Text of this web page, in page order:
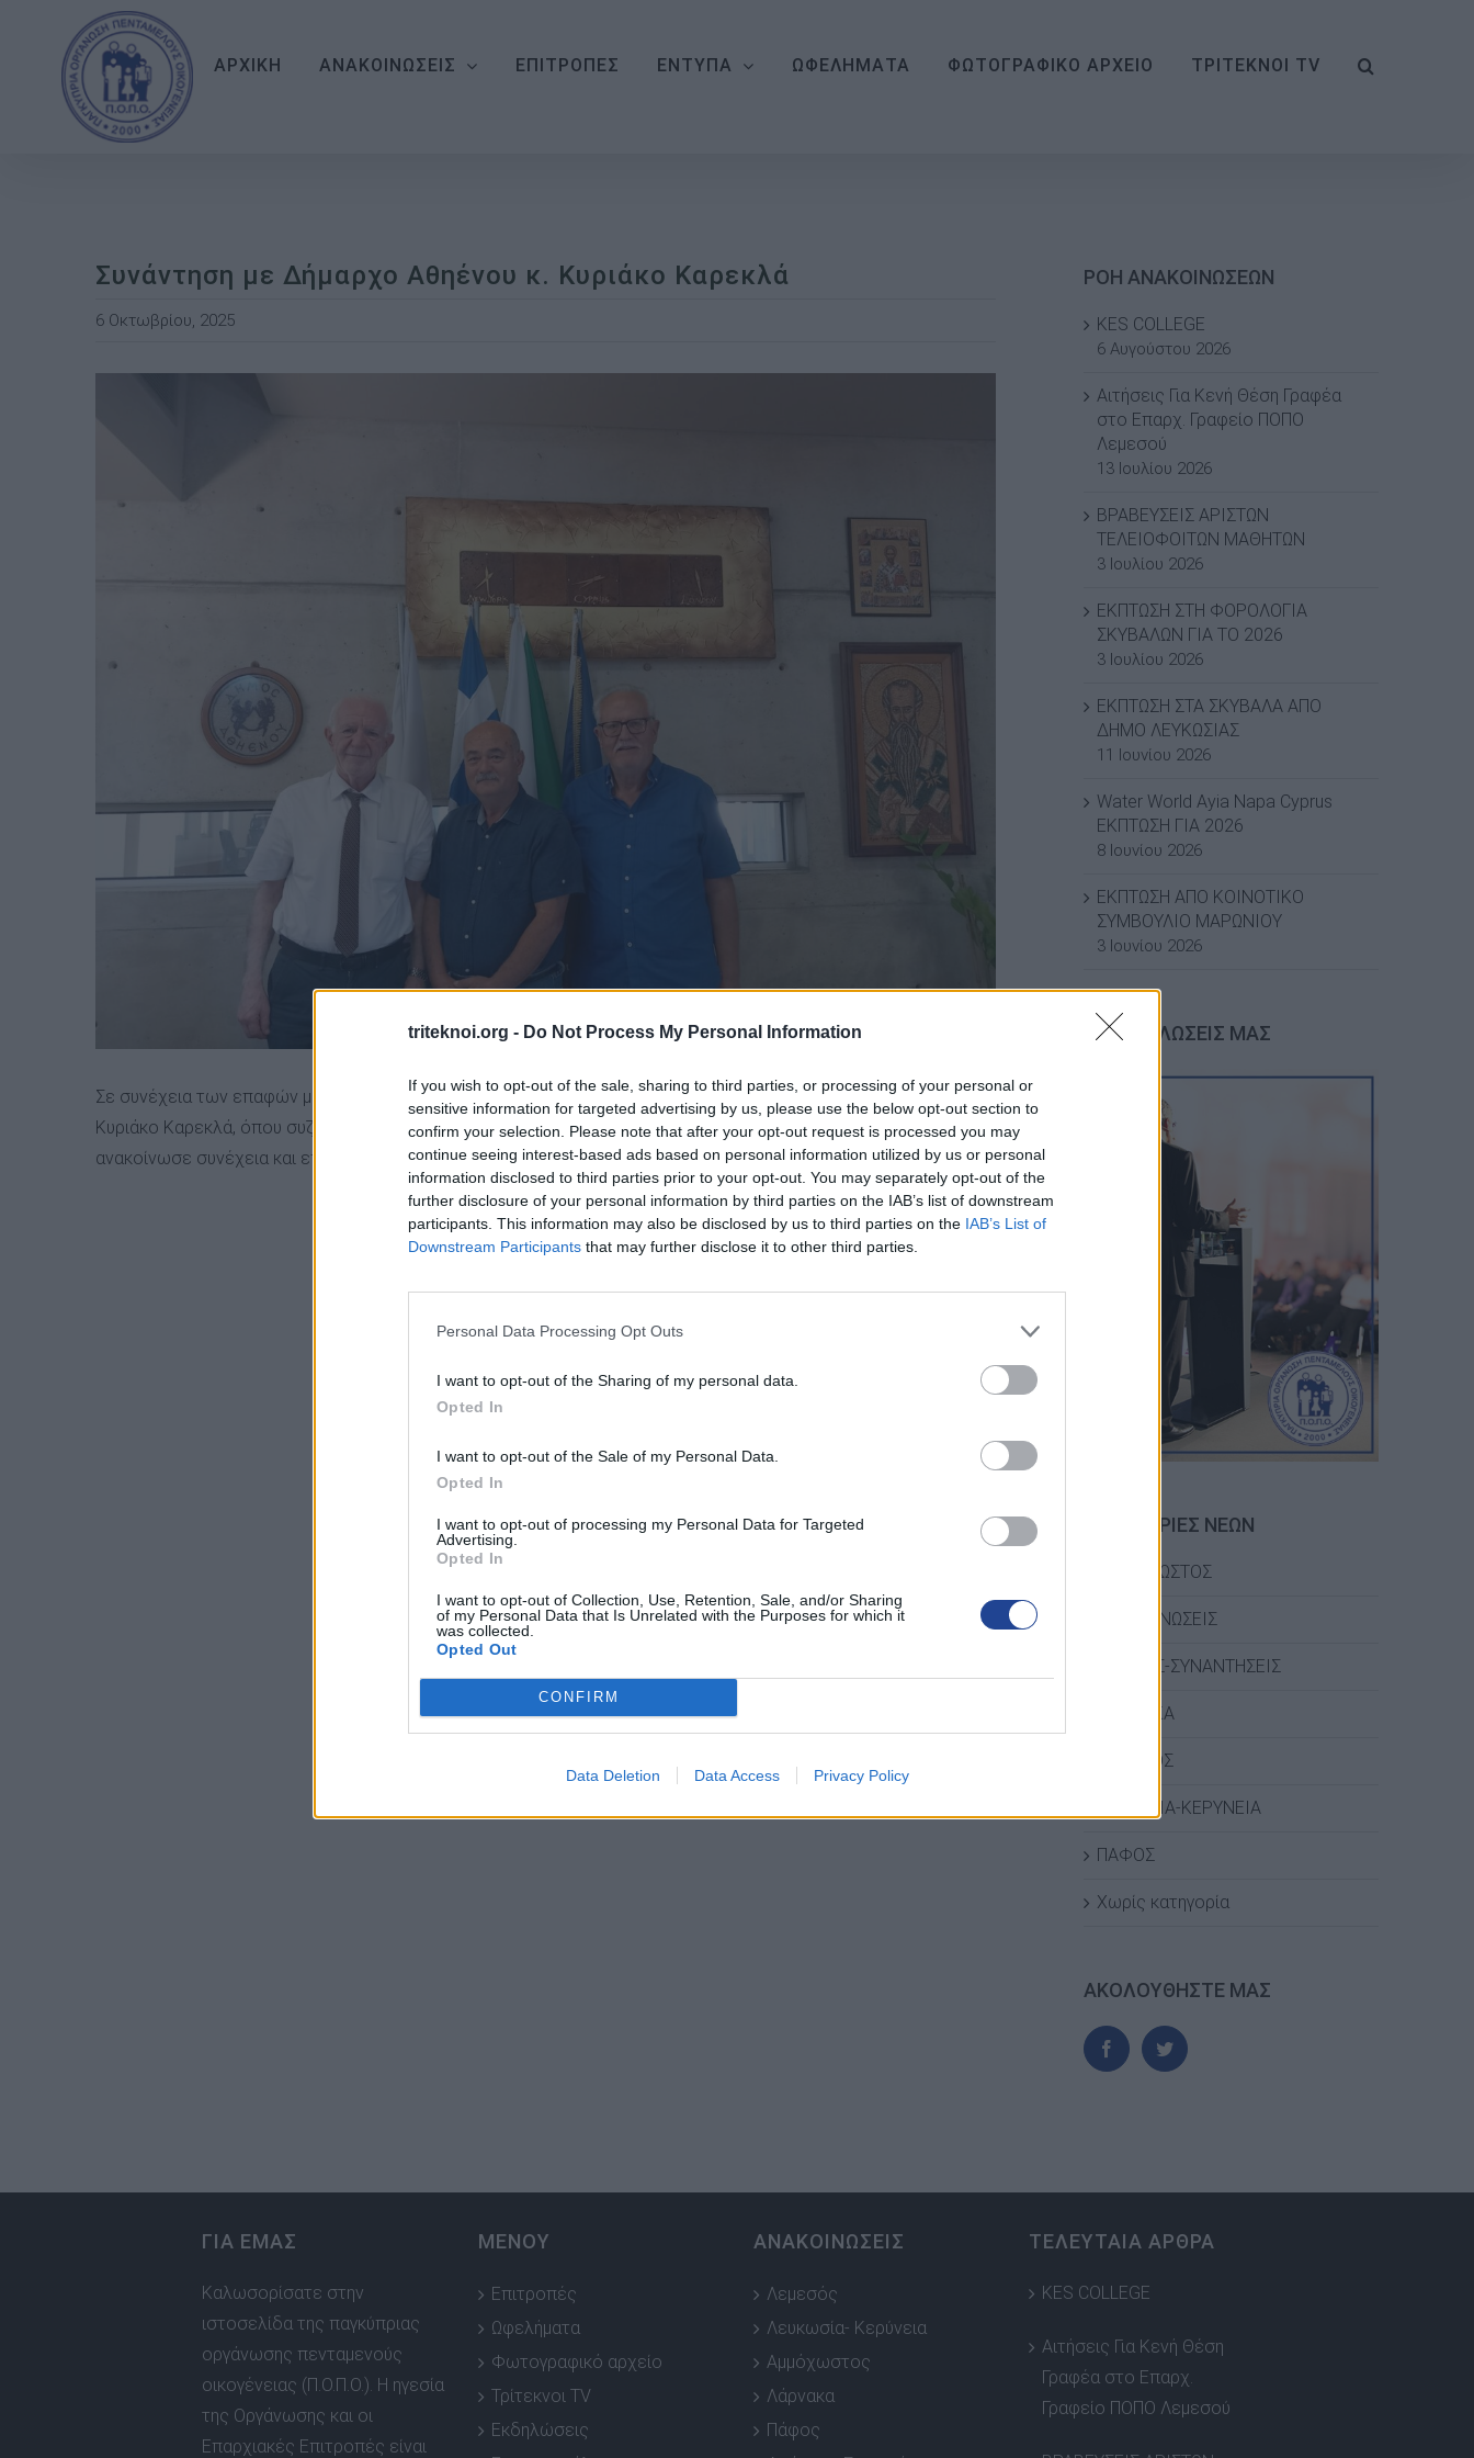
triteknoi.org - Do Not Process My Personal Information
If you wish to opt-out of the sale, sharing to third parties, or processing of your personal or
sensitive information for targeted advertising by us, please use the below opt-out section to
confirm your selection. Please note that after your opt-out request is processed you may
continue seeing interest-based ads based on personal information utilized by us or personal
information disclosed to third parties prior to your opt-out. You may separately opt-out of the
further disclosure of your personal information by third parties on the IAB’s list of downstream
participants. This information may also be disclosed by us to third parties on the IAB’s List of
Downstream Participants that may further disclose it to other third parties.
Personal Data Processing Opt Outs
I want to opt-out of the Sharing of my personal data.
Opted In
I want to opt-out of the Sale of my Personal Data.
Opted In
I want to opt-out of processing my Personal Data for Targeted
Advertising.
Opted In
I want to opt-out of Collection, Use, Retention, Sale, and/or Sharing
of my Personal Data that Is Unrelated with the Purposes for which it
was collected.
Opted Out
CONFIRM
Data Deletion Data Access Privacy Policy
ΑΡΧΙΚΗ ΑΝΑΚΟΙΝΩΣΕΙΣ ΕΠΙΤΡΟΠΕΣ ΕΝΤΥΠΑ ΩΦΕΛΗΜΑΤΑ ΦΩΤΟΓΡΑΦΙΚΟ ΑΡΧΕΙΟ ΤΡΙΤΕΚΝΟΙ TV
Συνάντηση με Δήμαρχο Αθηένου κ. Κυριάκο Καρεκλά
6 Οκτωβρίου, 2025
Σε συνέχεια των επαφών με Δήμους και κοινότητες της Ε.Ε Λάρνακας είχαμε συνάντηση με Δήμαρχο Αθηένου κ.
Κυριάκο Καρεκλά, όπου συζητήθηκε η παροχή εκπτώσεων στις Κοινωτικές υπηρεσίες. Ο κ. Καρεκλάς μας
ανακοίνωσε συνέχεια και επέκταση και στην κοινότητα Αβδελλερού των παρεχόμενων εκπτώσεων.
FacebookTwitter LinkedInPinterest
ΡΟΗ ΑΝΑΚΟΙΝΩΣΕΩΝ
KES COLLEGE
6 Αυγούστου 2026
Αιτήσεις Για Κενή Θέση Γραφέα
στο Επαρχ. Γραφείο ΠΟΠΟ
Λεμεσού
13 Ιουλίου 2026
ΒΡΑΒΕΥΣΕΙΣ ΑΡΙΣΤΩΝ
ΤΕΛΕΙΟΦΟΙΤΩΝ ΜΑΘΗΤΩΝ
3 Ιουλίου 2026
ΕΚΠΤΩΣΗ ΣΤΗ ΦΟΡΟΛΟΓΙΑ
ΣΚΥΒΑΛΩΝ ΓΙΑ ΤΟ 2026
3 Ιουλίου 2026
ΕΚΠΤΩΣΗ ΣΤΑ ΣΚΥΒΑΛΑ ΑΠΟ
ΔΗΜΟ ΛΕΥΚΩΣΙΑΣ
11 Ιουνίου 2026
Water World Ayia Napa Cyprus
ΕΚΠΤΩΣΗ ΓΙΑ 2026
8 Ιουνίου 2026
ΕΚΠΤΩΣΗ ΑΠΟ ΚΟΙΝΟΤΙΚΟ
ΣΥΜΒΟΥΛΙΟ ΜΑΡΩΝΙΟΥ
3 Ιουνίου 2026
ΟΙ ΕΚΔΗΛΩΣΕΙΣ ΜΑΣ
ΚΑΤΗΓΟΡΙΕΣ ΝΕΩΝ
ΑΜΜΟΧΩΣΤΟΣ
ΑΝΑΚΟΙΝΩΣΕΙΣ
ΔΡΑΣΕΙΣ-ΣΥΝΑΝΤΗΣΕΙΣ
ΛΑΡΝΑΚΑ
ΛΕΜΕΣΟΣ
ΛΕΥΚΩΣΙΑ-ΚΕΡΥΝΕΙΑ
ΠΑΦΟΣ
Χωρίς κατηγορία
ΑΚΟΛΟΥΘΗΣΤΕ ΜΑΣ
ΓΙΑ ΕΜΑΣ
Καλωσορίσατε στην
ιστοσελίδα της παγκύπριας
οργάνωσης πενταμενούς
οικογένειας (Π.Ο.Π.Ο.). Η ηγεσία
της Οργάνωσης και οι
Επαρχιακές Επιτροπές είναι
ΜΕΝΟΥ
Επιτροπές
Ωφελήματα
Φωτογραφικό αρχείο
Τρίτεκνοι TV
Εκδηλώσεις
ΑΝΑΚΟΙΝΩΣΕΙΣ
Λεμεσός
Λευκωσία- Κερύνεια
Αμμόχωστος
Λάρνακα
Πάφος
ΤΕΛΕΥΤΑΙΑ ΑΡΘΡΑ
KES COLLEGE
Αιτήσεις Για Κενή Θέση
Γραφέα στο Επαρχ.
Γραφείο ΠΟΠΟ Λεμεσού